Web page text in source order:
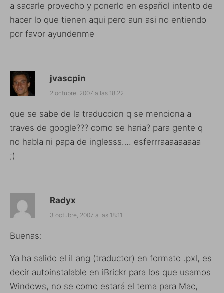
a sacarle provecho y ponerlo en español intento de
hacer lo que tienen aqui pero aun asi no entiendo
por favor ayundenme
jvascpin
2 octubre, 2007 a las 18:22
que se sabe de la traduccion q se menciona a
traves de google??? como se haria? para gente q
no habla ni papa de inglesss…. esferrraaaaaaaaa
;)
Radyx
3 octubre, 2007 a las 18:11
Buenas:
Ya ha salido el iLang (traductor) en formato .pxl, es
decir autoinstalable en iBrickr para los que usamos
Windows, no se como estará el tema para Mac,